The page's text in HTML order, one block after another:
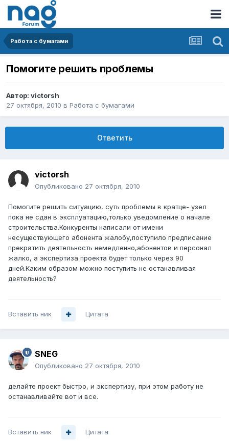
Работа с бумагами
Помогите решить проблемы
Автор: victorsh
27 октября, 2010 в Работа с бумагами
Ответить
victorsh
Опубликовано 27 октября, 2010
Помогите решить ситуацию, суть проблемы в кратце- узел
пока не сдан в эксплуатацию,только уведомление о начале
строительства.Конкуренты написали от имени
несуществующего абонента жалобу,поступило предписание
прекратить деятельность немедленно,абонентов и персонал
жалко, а экспертиза проекта будет только через 90
дней.Каким образом можно поступить не останавливая
деятельность?
Вставить ник Цитата
SNEG
Опубликовано 27 октября, 2010
делайте проект быстро, и экспертизу, при этом работу не
останавливайте вот и все.
Вставить ник Цитата